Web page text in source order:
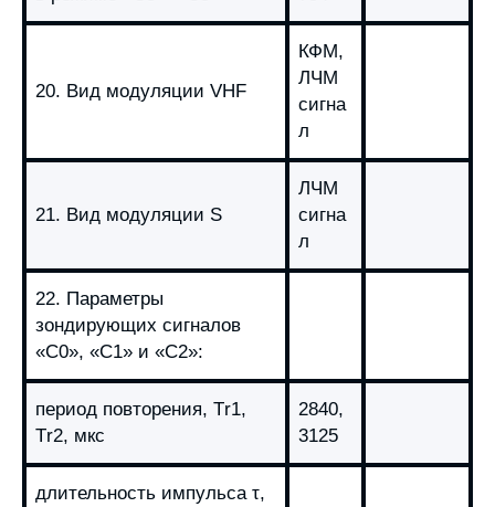
20. Вид модуляции VHF
КФМ,
ЛЧМ
сигна
л
21. Вид модуляции S
ЛЧМ
сигна
л
22. Параметры
зондирующих сигналов
«С0», «С1» и «С2»:
период повторения, Тr1,
Тr2, мкс
2840,
3125
длительность импульса τ,